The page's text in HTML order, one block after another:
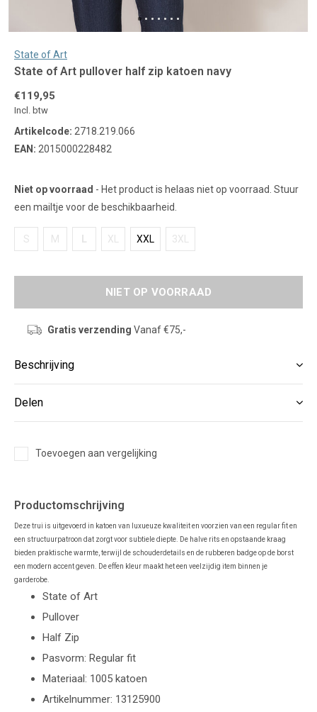
State of Art
State of Art pullover half zip katoen navy
€119,95
Incl. btw
Artikelcode: 2718.219.066
EAN: 2015000228482
Niet op voorraad - Het product is helaas niet op voorraad. Stuur
een mailtje voor de beschikbaarheid.
S M XL XXL 3XL
NIET OP VOORRAAD
Gratis verzending Vanaf €75,-
Beschrijving
Delen
Toevoegen aan vergelijking
Productomschrijving
Deze trui is uitgevoerd in katoen van luxueuze kwaliteit en voorzien van een regular fit en
een structuurpatroon dat zorgt voor subtiele diepte. De halve rits en opstaande kraag
bieden praktische warmte, terwijl de schouderdetails en de rubberen badge op de borst
een modern accent geven. De effen kleur maakt het een veelzijdig item binnen je
garderobe.
State of Art
Pullover
Half Zip
Pasvorm: Regular fit
Materiaal: 1005 katoen
Artikelnummer: 13125900